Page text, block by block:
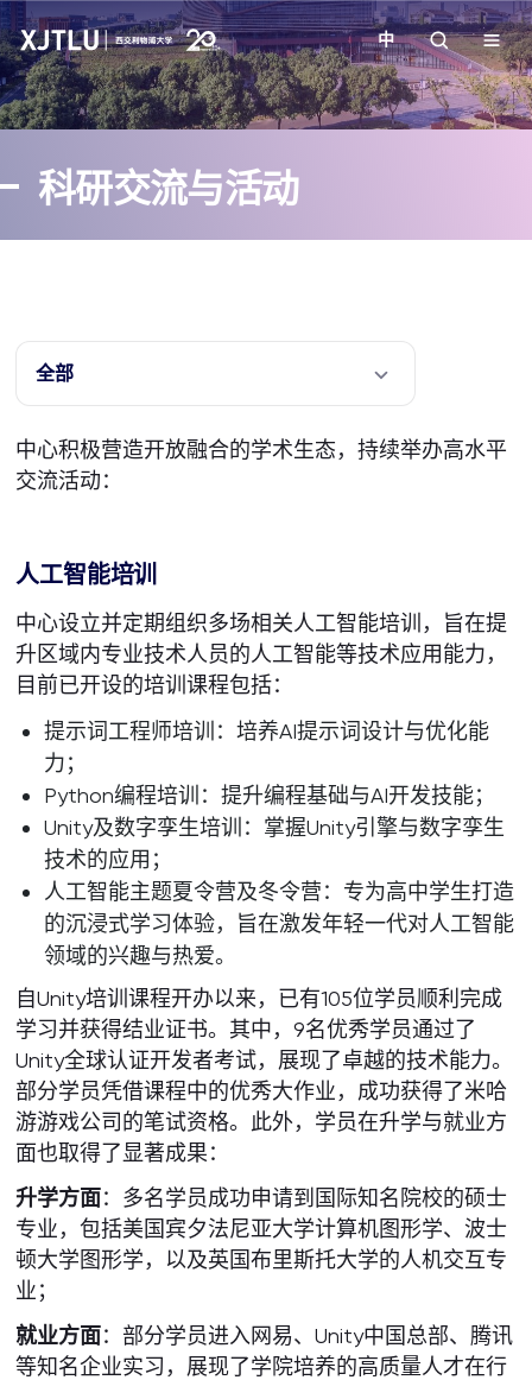
教学
招生
学院
校园生活
关于我们
中
科研交流与活动
全部
中心积极营造开放融合的学术生态，持续举办高水平
交流活动：
人工智能培训
中心设立并定期组织多场相关人工智能培训，旨在提
升区域内专业技术人员的人工智能等技术应用能力，
目前已开设的培训课程包括：
提示词工程师培训：培养AI提示词设计与优化能
力；
Python编程培训：提升编程基础与AI开发技能；
Unity及数字孪生培训：掌握Unity引擎与数字孪生
技术的应用；
人工智能主题夏令营及冬令营：专为高中学生打造
的沉浸式学习体验，旨在激发年轻一代对人工智能
领域的兴趣与热爱。
自Unity培训课程开办以来，已有105位学员顺利完成
学习并获得结业证书。其中，9名优秀学员通过了
Unity全球认证开发者考试，展现了卓越的技术能力。
部分学员凭借课程中的优秀大作业，成功获得了米哈
游游戏公司的笔试资格。此外，学员在升学与就业方
面也取得了显著成果：
升学方面：多名学员成功申请到国际知名院校的硕士
专业，包括美国宾夕法尼亚大学计算机图形学、波士
顿大学图形学，以及英国布里斯托大学的人机交互专
业；
就业方面：部分学员进入网易、Unity中国总部、腾讯
等知名企业实习，展现了学院培养的高质量人才在行